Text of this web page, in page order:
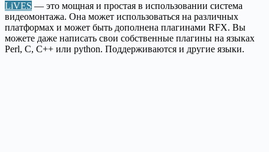
LiVES — это мощная и простая в использовании система
видеомонтажа. Она может использоваться на различных
платформах и может быть дополнена плагинами RFX. Вы
можете даже написать свои собственные плагины на языках
Perl, C, C++ или python. Поддерживаются и другие языки.